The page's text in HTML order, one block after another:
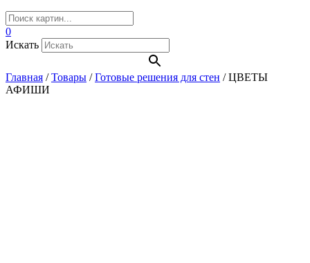
0
Искать
Главная /Товары /Готовые решения для стен /ЦВЕТЫ
АФИШИ